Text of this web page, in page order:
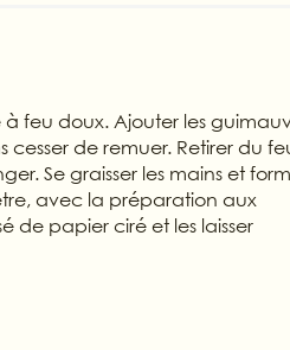
feu doux. Ajouter les
cesser de remuer. Retirer du
Se graisser les mains et
avec la préparation aux
de papier ciré et les laisser